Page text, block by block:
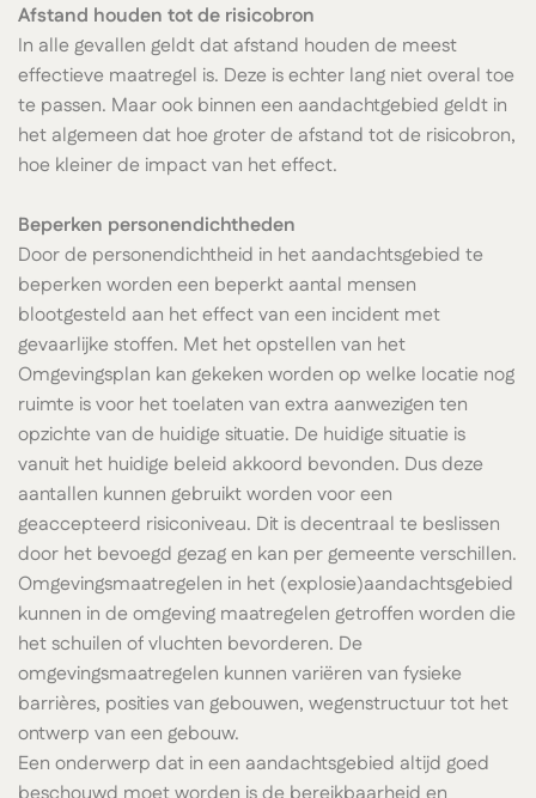
Afstand houden tot de risicobron
In alle gevallen geldt dat afstand houden de meest
effectieve maatregel is. Deze is echter lang niet overal toe
te passen. Maar ook binnen een aandachtgebied geldt in
het algemeen dat hoe groter de afstand tot de risicobron,
hoe kleiner de impact van het effect.
Beperken personendichtheden
Door de personendichtheid in het aandachtsgebied te
beperken worden een beperkt aantal mensen
blootgesteld aan het effect van een incident met
gevaarlijke stoffen. Met het opstellen van het
Omgevingsplan kan gekeken worden op welke locatie nog
ruimte is voor het toelaten van extra aanwezigen ten
opzichte van de huidige situatie. De huidige situatie is
vanuit het huidige beleid akkoord bevonden. Dus deze
aantallen kunnen gebruikt worden voor een
geaccepteerd risiconiveau. Dit is decentraal te beslissen
door het bevoegd gezag en kan per gemeente verschillen.
Omgevingsmaatregelen in het (explosie)aandachtsgebied
kunnen in de omgeving maatregelen getroffen worden die
het schuilen of vluchten bevorderen. De
omgevingsmaatregelen kunnen variëren van fysieke
barrières, posities van gebouwen, wegenstructuur tot het
ontwerp van een gebouw.
Een onderwerp dat in een aandachtsgebied altijd goed